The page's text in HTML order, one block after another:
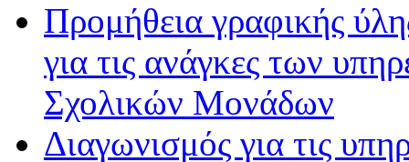
Προμήθεια γραφικής
για τις ανάγκες των
Σχολικών Μονάδων
Διαγωνισμός για τις